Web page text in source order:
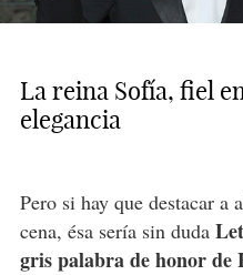
La reina Sofía, fiel
elegancia
Pero si hay que destacar a
cena, ésa sería sin duda
gris palabra de honor de